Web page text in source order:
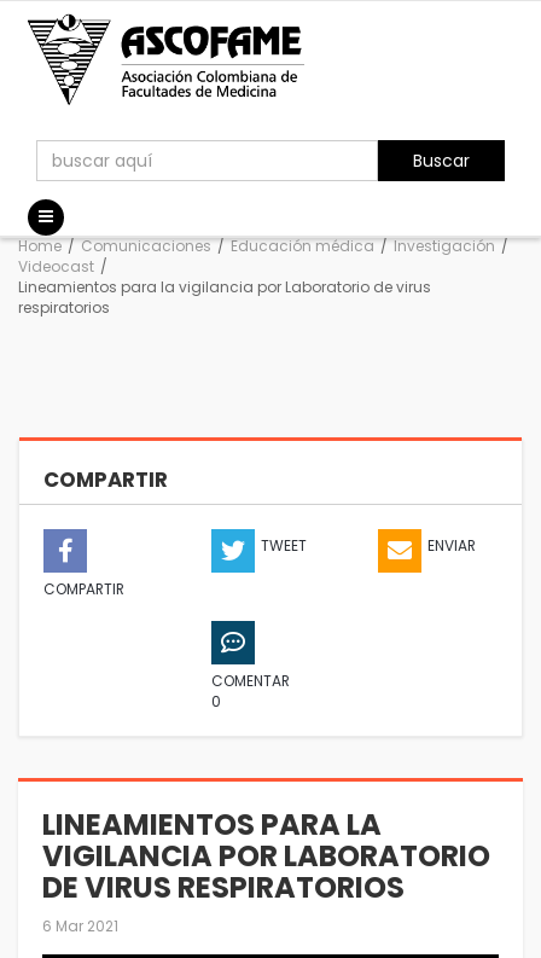
Buscar
Home / Comunicaciones / Educación médica / Investigación /
Videocast /
Lineamientos para la vigilancia por Laboratorio de virus
respiratorios
COMPARTIR
COMPARTIR
TWEET ENVIAR
COMENTAR
0
LINEAMIENTOS PARA LA
VIGILANCIA POR LABORATORIO
DE VIRUS RESPIRATORIOS
6 Mar 2021